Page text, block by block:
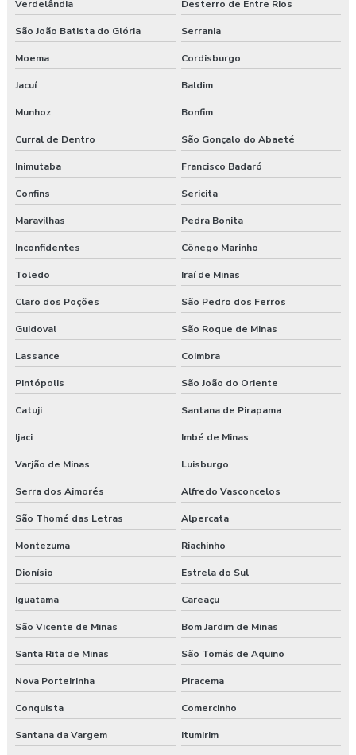
Verdelândia Desterro de Entre Rios
São João Batista do Glória Serrania
Moema Cordisburgo
Jacuí Baldim
Munhoz Bonfim
Curral de Dentro São Gonçalo do Abaeté
Inimutaba Francisco Badaró
Confins Sericita
Maravilhas Pedra Bonita
Inconfidentes Cônego Marinho
Toledo Iraí de Minas
Claro dos Poções São Pedro dos Ferros
Guidoval São Roque de Minas
Lassance Coimbra
Pintópolis São João do Oriente
Catuji Santana de Pirapama
Ijaci Imbé de Minas
Varjão de Minas Luisburgo
Serra dos Aimorés Alfredo Vasconcelos
São Thomé das Letras Alpercata
Montezuma Riachinho
Dionísio Estrela do Sul
Iguatama Careaçu
São Vicente de Minas Bom Jardim de Minas
Santa Rita de Minas São Tomás de Aquino
Nova Porteirinha Piracema
Conquista Comercinho
Santana da Vargem Itumirim